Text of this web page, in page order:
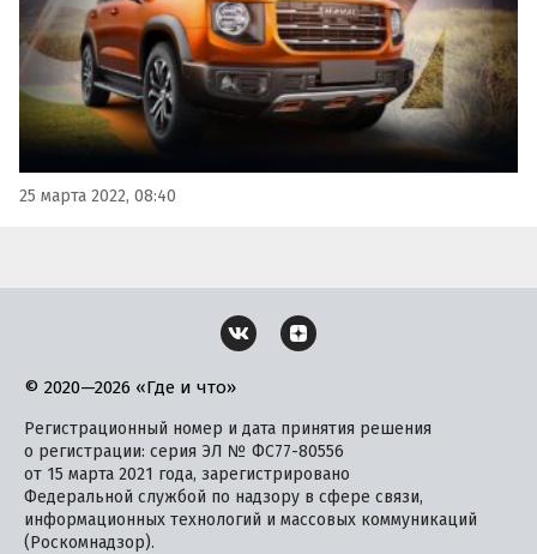
25 марта 2022, 08:40
© 2020—2026 «Где и что»
Регистрационный номер и дата принятия решения
о регистрации: серия ЭЛ № ФС77-80556
от 15 марта 2021 года, зарегистрировано
Федеральной службой по надзору в сфере связи,
информационных технологий и массовых коммуникаций
(Роскомнадзор).